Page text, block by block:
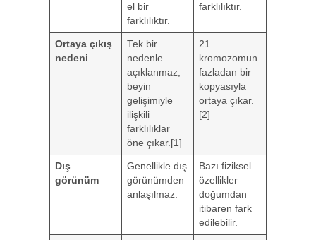
el bir
farklılıktır.
farklılıktır.
Ortaya çıkış
nedeni
Tek bir
nedenle
açıklanmaz;
beyin
gelişimiyle
ilişkili
farklılıklar
öne çıkar.[1]
21.
kromozomun
fazladan bir
kopyasıyla
ortaya çıkar.
[2]
Dış
görünüm
Genellikle dış
görünümden
anlaşılmaz.
Bazı fiziksel
özellikler
doğumdan
itibaren fark
edilebilir.